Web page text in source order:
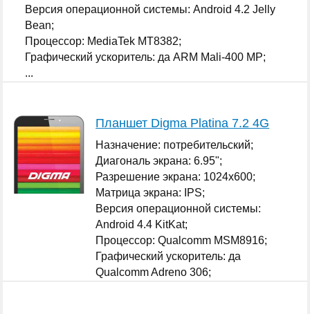
Версия операционной системы: Android 4.2 Jelly
Bean;
Процессор: MediaTek MT8382;
Графический ускоритель: да ARM Mali-400 MP;
...
Планшет Digma Platina 7.2 4G
Назначение: потребительский;
Диагональ экрана: 6.95";
Разрешение экрана: 1024x600;
Матрица экрана: IPS;
Версия операционной системы:
Android 4.4 KitKat;
Процессор: Qualcomm MSM8916;
Графический ускоритель: да
Qualcomm Adreno 306;